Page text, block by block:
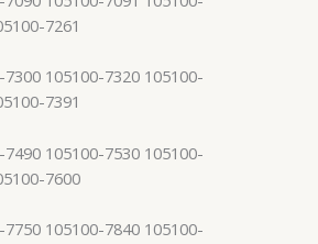
7261
105100-7320 105100-
7391
105100-7530 105100-
7600
105100-7840 105100-